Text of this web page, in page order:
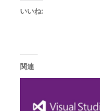
いいね:
関連